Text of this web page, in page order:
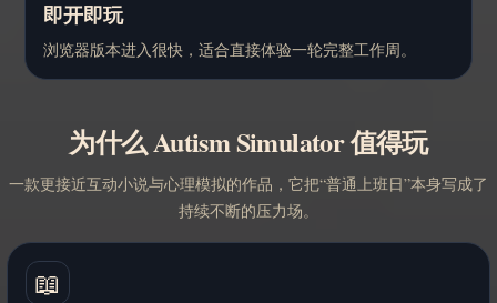
即开即玩
浏览器版本进入很快，适合直接体验一轮完整工作周。
为什么 Autism Simulator 值得玩
一款更接近互动小说与心理模拟的作品，它把“普通上班日”本身写成了
持续不断的压力场。
📖